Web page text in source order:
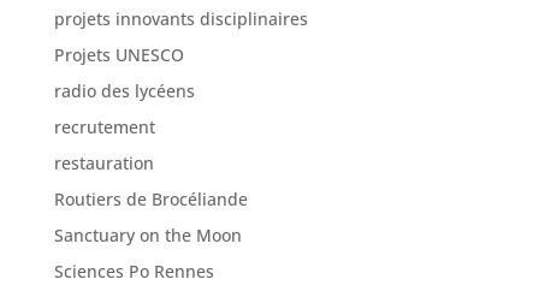
projets innovants disciplinaires
Projets UNESCO
radio des lycéens
recrutement
restauration
Routiers de Brocéliande
Sanctuary on the Moon
Sciences Po Rennes